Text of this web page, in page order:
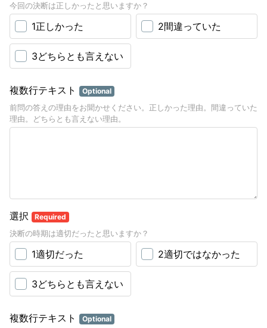
今回の決断は正しかったと思いますか？
1正しかった 2間違っていた
3どちらとも言えない
複数行テキスト Optional
前問の答えの理由をお聞かせください。正しかった理由。間違っていた
理由。どちらとも言えない理由。
選択 Required
決断の時期は適切だったと思いますか？
1適切だった 2適切ではなかった
3どちらとも言えない
複数行テキスト Optional